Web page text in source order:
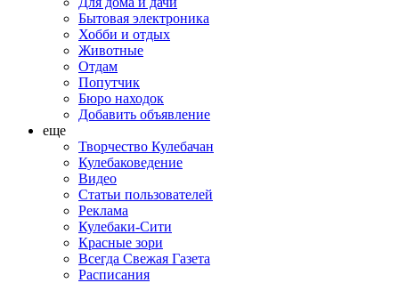
Бытовая электроника
Хобби и отдых
Животные
Отдам
Попутчик
Бюро находок
Добавить объявление
еще
Творчество Кулебачан
Кулебаковедение
Видео
Статьи пользователей
Реклама
Кулебаки-Сити
Красные зори
Всегда Свежая Газета
Расписания